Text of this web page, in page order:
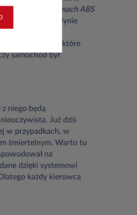
o systemach ABS
będą mieli jedynie
będą
dla osób, które
samochód był
niego będą
Już dziś
w przypadkach, w
śmiertelnym. Warto tu
na
dzięki systemowi
każdy kierowca